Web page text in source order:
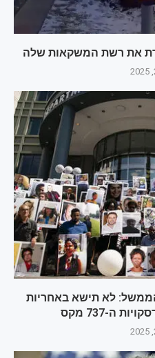
את רשת המשקאות שלה
לא תישא באחריות
ה-737 מקס